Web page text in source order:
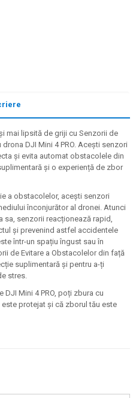
lei.
mai lipsită de griji cu Senzorii de
DJI Mini 4 PRO. Acești senzori
și evita automat obstacolele din
și o experiență de zbor
a obstacolelor, acești senzori
înconjurător al dronei. Atunci
sa, senzorii reacționează rapid,
și prevenind astfel accidentele
într-un spațiu îngust sau în
de Evitare a Obstacolelor din față
suplimentară și pentru a-ți
stres.
Mini 4 PRO, poți zbura cu
protejat și că zborul tău este